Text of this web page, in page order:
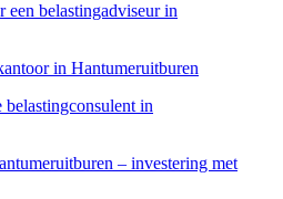
een belastingadviseur in
in Hantumeruitburen
belastingconsulent in
– investering met